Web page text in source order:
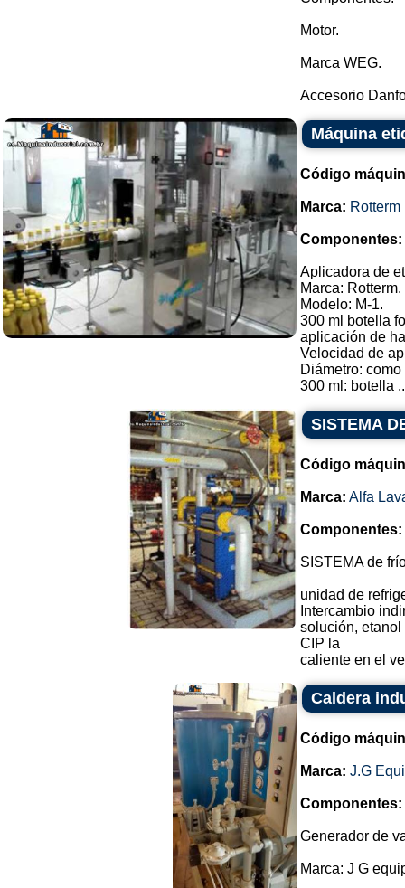
Motor.
Marca WEG.
Accesorio
Máquina
Código
Marca: Rotterm
Componentes:
Aplicadora de
Marca: Rotterm.
Modelo: M-1.
300 ml botella
aplicación de
Velocidad de
Diámetro:
300 ml: botella
SISTEMA
Código
Marca: Alfa
Componentes:
SISTEMA de
unidad de
Intercambio
solución,
CIP la
caliente en el
Caldera
Código
Marca: J.G
Componentes:
Generador de
Marca: J G